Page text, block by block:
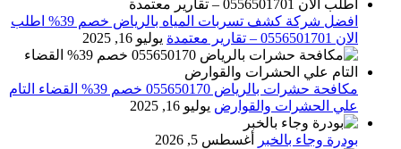
افضل شركة كشف تسربات المياه بالرياض خصم 39% اطلب
الان 0556501701‬‏ – تقارير معتمدة
يوليو 16, 2025
مكافحة حشرات بالرياض 055650170 خصم 39% القضاء التام
علي الحشرات والقوارض يوليو 16, 2025
بودرة وجاء بالخبر أغسطس 5, 2026